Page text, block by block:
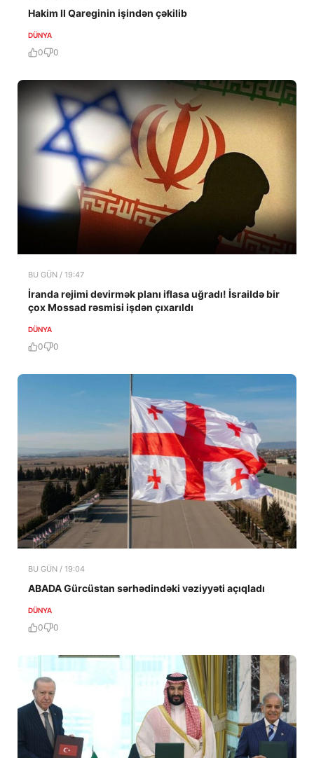
Hakim II Qareginin işindən çəkilib
DÜNYA
0 0
BU GÜN / 19:47
İranda rejimi devirmək planı iflasa uğradı! İsraildə bir
çox Mossad rəsmisi işdən çıxarıldı
DÜNYA
0 0
BU GÜN / 19:04
ABADA Gürcüstan sərhədindəki vəziyyəti açıqladı
DÜNYA
0 0